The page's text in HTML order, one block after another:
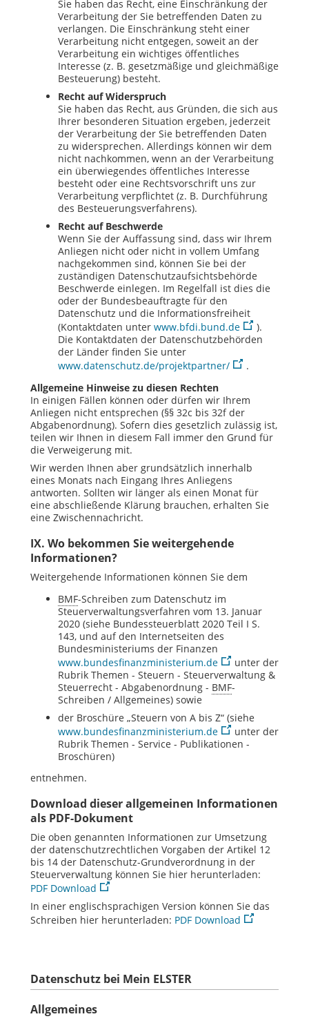
Sie haben das Recht, eine Einschränkung der
Verarbeitung der Sie betreffenden Daten zu
verlangen. Die Einschränkung steht einer
Verarbeitung nicht entgegen, soweit an der
Verarbeitung ein wichtiges öffentliches
Interesse (z. B. gesetzmäßige und gleichmäßige
Besteuerung) besteht.
Recht auf Widerspruch
Sie haben das Recht, aus Gründen, die sich aus
Ihrer besonderen Situation ergeben, jederzeit
der Verarbeitung der Sie betreffenden Daten
zu widersprechen. Allerdings können wir dem
nicht nachkommen, wenn an der Verarbeitung
ein überwiegendes öffentliches Interesse
besteht oder eine Rechtsvorschrift uns zur
Verarbeitung verpflichtet (z. B. Durchführung
des Besteuerungsverfahrens).
Recht auf Beschwerde
Wenn Sie der Auffassung sind, dass wir Ihrem
Anliegen nicht oder nicht in vollem Umfang
nachgekommen sind, können Sie bei der
zuständigen Datenschutzaufsichtsbehörde
Beschwerde einlegen. Im Regelfall ist dies die
oder der Bundesbeauftragte für den
Datenschutz und die Informationsfreiheit
(Kontaktdaten unter www.bfdi.bund.de
).
Die Kontaktdaten der Datenschutzbehörden
der Länder finden Sie unter
www.datenschutz.de/projektpartner/
.
Allgemeine Hinweise zu diesen Rechten
In einigen Fällen können oder dürfen wir Ihrem
Anliegen nicht entsprechen (§§ 32c bis 32f der
Abgabenordnung). Sofern dies gesetzlich zulässig ist,
teilen wir Ihnen in diesem Fall immer den Grund für
die Verweigerung mit.
Wir werden Ihnen aber grundsätzlich innerhalb
eines Monats nach Eingang Ihres Anliegens
antworten. Sollten wir länger als einen Monat für
eine abschließende Klärung brauchen, erhalten Sie
eine Zwischennachricht.
IX. Wo bekommen Sie weitergehende
Informationen?
Weitergehende Informationen können Sie dem
BMF-Schreiben zum Datenschutz im
Steuerverwaltungsverfahren vom 13. Januar
2020 (siehe Bundessteuerblatt 2020 Teil I S.
143, und auf den Internetseiten des
Bundesministeriums der Finanzen
www.bundesfinanzministerium.de
unter der
Rubrik Themen - Steuern - Steuerverwaltung &
Steuerrecht - Abgabenordnung - BMF-
Schreiben / Allgemeines) sowie
der Broschüre „Steuern von A bis Z“ (siehe
www.bundesfinanzministerium.de
unter der
Rubrik Themen - Service - Publikationen -
Broschüren)
entnehmen.
Download dieser allgemeinen Informationen
als PDF-Dokument
Die oben genannten Informationen zur Umsetzung
der datenschutzrechtlichen Vorgaben der Artikel 12
bis 14 der Datenschutz-Grundverordnung in der
Steuerverwaltung können Sie hier herunterladen:
PDF Download
In einer englischsprachigen Version können Sie das
Schreiben hier herunterladen: PDF Download
Datenschutz bei Mein ELSTER
Allgemeines